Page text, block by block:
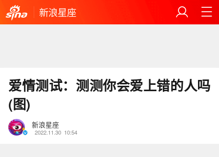
新浪星座
爱情测试：测测你会爱上错的人吗
(图)
新浪星座
2022.11.30 10:54